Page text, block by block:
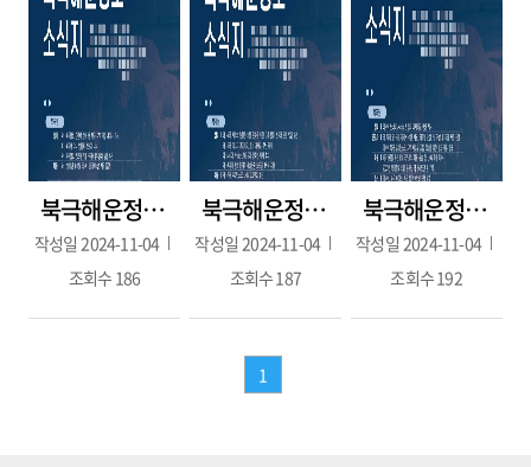
북극해운정보 3호(2024.07.29.)
작성일 2024-11-04
조회수 186
북극해운정보 2호(2024.06.21.)
작성일 2024-11-04
조회수187
북극해운정보 1호(2024.05.17.)
작성일 2024-11-04
조회수192
1